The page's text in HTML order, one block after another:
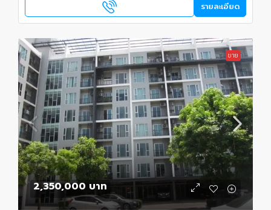
รายละเอียด
ขาย
2,350,000 บาท